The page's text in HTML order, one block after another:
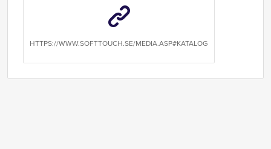
HTTPS://WWW.SOFTTOUCH.SE/MEDIA.ASP#KATALOG